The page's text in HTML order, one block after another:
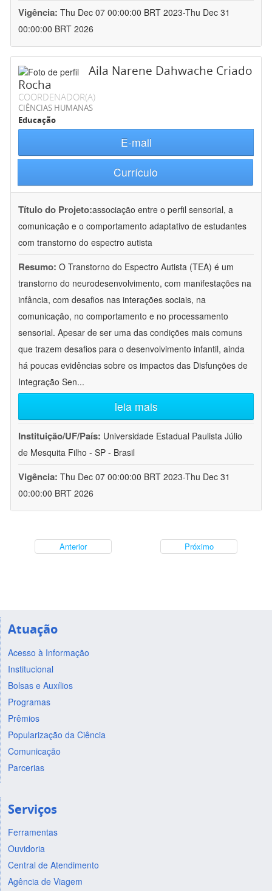
Vigência: Thu Dec 07 00:00:00 BRT 2023-Thu Dec 31
00:00:00 BRT 2026
Aila Narene Dahwache Criado
Rocha
COORDENADOR(A)
CIÊNCIAS HUMANAS
Educação
E-mail
Currículo
Título do Projeto:associação entre o perfil sensorial, a
comunicação e o comportamento adaptativo de estudantes
com transtorno do espectro autista
Resumo: O Transtorno do Espectro Autista (TEA) é um
transtorno do neurodesenvolvimento, com manifestações na
infância, com desafios nas interações sociais, na
comunicação, no comportamento e no processamento
sensorial. Apesar de ser uma das condições mais comuns
que trazem desafios para o desenvolvimento infantil, ainda
há poucas evidências sobre os impactos das Disfunções de
Integração Sen...
leia mais
Instituição/UF/País: Universidade Estadual Paulista Júlio
de Mesquita Filho - SP - Brasil
Vigência: Thu Dec 07 00:00:00 BRT 2023-Thu Dec 31
00:00:00 BRT 2026
Anterior Próximo
Atuação
Acesso à Informação
Institucional
Bolsas e Auxílios
Programas
Prêmios
Popularização da Ciência
Comunicação
Parcerias
Serviços
Ferramentas
Ouvidoria
Central de Atendimento
Agência de Viagem